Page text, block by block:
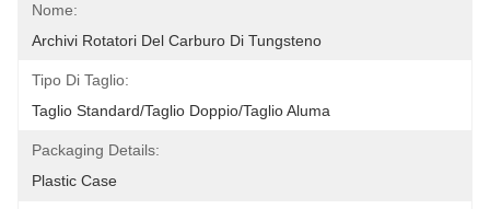
Nome:
Archivi Rotatori Del Carburo Di Tungsteno
Tipo Di Taglio:
Taglio Standard/taglio Doppio/taglio Aluma
Packaging Details:
Plastic Case